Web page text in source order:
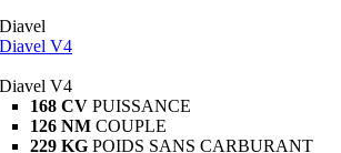
V4
V4
168 CV PUISSANCE
126 NM COUPLE
229 KG POIDS SANS CARBURANT